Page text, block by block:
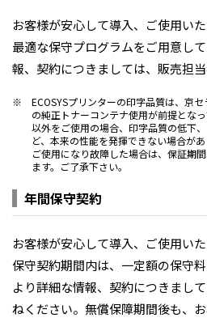
お客様が安心して導入、ご使用い
最適な保守プログラムをご用意し
報、契約につきましては、販売担
※
ECOSYSプリンターの印字品質は、京
の純正トナーコンテナ使用が前提とな
以外をご使用の場合、印字品質の低下
ど、本来の性能を発揮できない場合が
ご使用になり故障した場合は、保証期
ます。ご了承下さい。
年間保守契約
お客様が安心して導入、ご使用い
保守契約期間内は、一定額の保守
より詳細な情報、契約につきまし
ねください。無償保障期間後も、